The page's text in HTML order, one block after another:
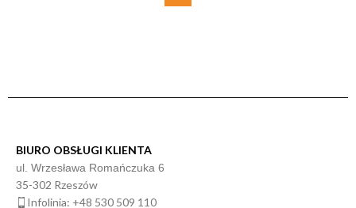
BIURO OBSŁUGI KLIENTA
ul. Wrzesława Romańczuka 6
35-302 Rzeszów
Infolinia: +48 530 509 110